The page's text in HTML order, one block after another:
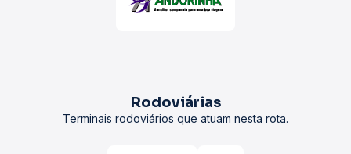
Rodoviárias
Terminais rodoviários que atuam nesta rota.